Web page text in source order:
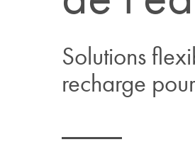
Solutions
recharge